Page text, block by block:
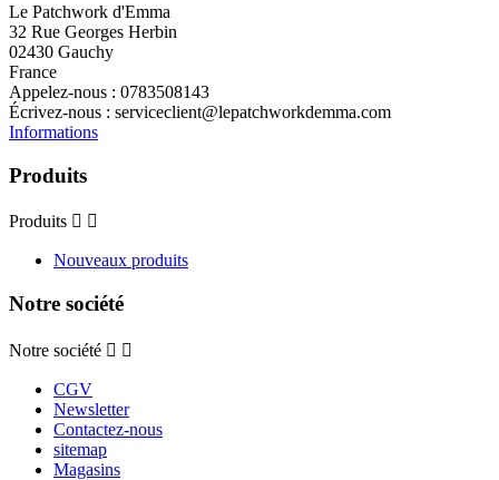
Le Patchwork d'Emma
32 Rue Georges Herbin
02430 Gauchy
France
Appelez-nous : 0783508143
Écrivez-nous : serviceclient@lepatchworkdemma.com
Informations
Produits
Produits  
Nouveaux produits
Notre société
Notre société  
CGV
Newsletter
Contactez-nous
sitemap
Magasins